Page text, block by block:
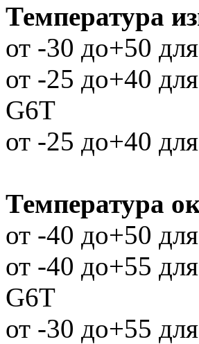
Температура
от -30 до+50
от -25 до+40
G6T
от -25 до+40
Температура
от -40 до+50
от -40 до+55
G6T
от -30 до+55